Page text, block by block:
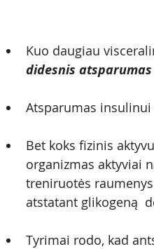
Kuo daugiau
didesnis
Atsparumas
Bet koks fizinis
organizmas aktyviai
treniruotės
atstatant glikogeną
Tyrimai rodo, kad